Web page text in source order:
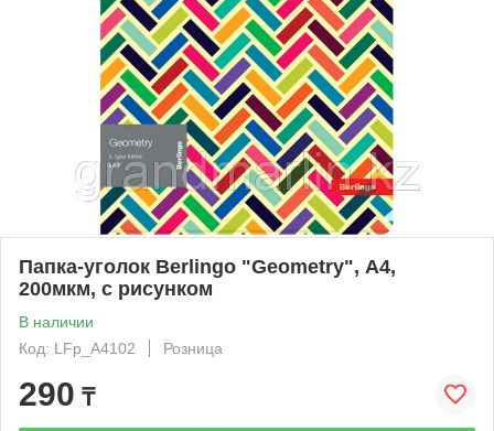
Папка-уголок Berlingo "Geometry", А4,
200мкм, с рисунком
В наличии
Код: LFp_A4102
Розница
290 ₸